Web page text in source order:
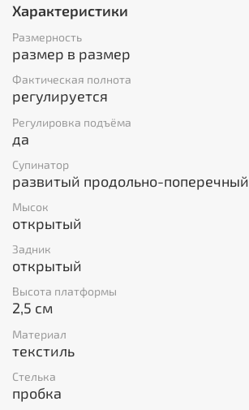
Характеристики
Размерность
размер в размер
Фактическая полнота
регулируется
Регулировка подъёма
да
Супинатор
развитый продольно-поперечный
Мысок
открытый
Задник
открытый
Высота платформы
2,5 см
Материал
текстиль
Стелька
пробка